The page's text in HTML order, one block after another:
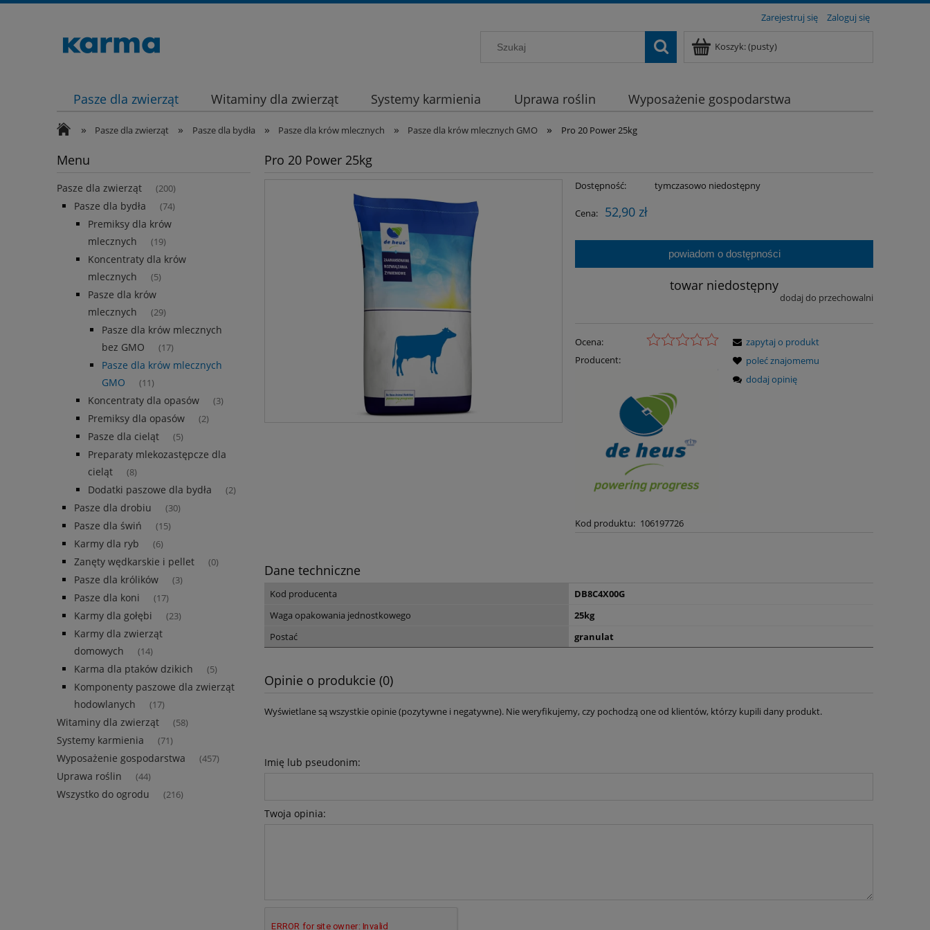
Zarejestruj się Zaloguj się
Koszyk:(pusty)
Pasze dla zwierząt Witaminy dla zwierząt Systemy karmienia Uprawa roślin Wyposażenie gospodarstwa
» Pasze dla zwierząt » Pasze dla bydła » Pasze dla krów mlecznych » Pasze dla krów mlecznych GMO » Pro 20 Power 25kg
Menu
Pasze dla zwierząt (200)
Pasze dla bydła (74)
Premiksy dla krów
mlecznych
(19)
Koncentraty dla krów
mlecznych
(5)
Pasze dla krów
mlecznych
(29)
Pasze dla krów mlecznych
bez GMO
(17)
Pasze dla krów mlecznych
GMO
(11)
Koncentraty dla opasów (3)
Premiksy dla opasów (2)
Pasze dla cieląt (5)
Preparaty mlekozastępcze dla
cieląt
(8)
Dodatki paszowe dla bydła (2)
Pasze dla drobiu (30)
Pasze dla świń (15)
Karmy dla ryb (6)
Zanęty wędkarskie i pellet (0)
Pasze dla królików (3)
Pasze dla koni (17)
Karmy dla gołębi (23)
Karmy dla zwierząt
domowych
(14)
Karma dla ptaków dzikich (5)
Komponenty paszowe dla zwierząt
hodowlanych
(17)
Witaminy dla zwierząt (58)
Systemy karmienia (71)
Wyposażenie gospodarstwa (457)
Uprawa roślin (44)
Wszystko do ogrodu (216)
Pro 20 Power 25kg
Dostępność: tymczasowo niedostępny
Cena: 52,90 zł
powiadom o dostępności
towar niedostępny
dodaj do przechowalni
Ocena:
Producent:
Kod produktu: 106197726
zapytaj o produkt
poleć znajomemu
dodaj opinię
Dane techniczne
Kod producenta
DB8C4X00G
Waga opakowania jednostkowego
25kg
Postać
granulat
Opinie o produkcie (0)
Wyświetlane są wszystkie opinie (pozytywne i negatywne). Nie weryfikujemy, czy pochodzą one od klientów, którzy kupili dany produkt.
Imię lub pseudonim:
Twoja opinia: